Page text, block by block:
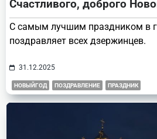
Счастливого, доброго
С самым лучшим праздником в
поздравляет всех дзержинцев.
31.12.2025
НОВЫЙГОД ПОЗДРАВЛЕНИЕ ПРАЗДНИК